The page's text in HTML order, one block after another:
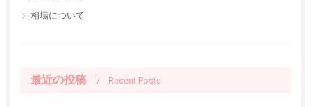
相場について
最近の投稿 Recent Posts